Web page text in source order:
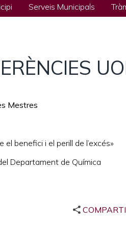
Serveis Municipals
Mestres
benefici i el perill de l’excés»
Departament de Química